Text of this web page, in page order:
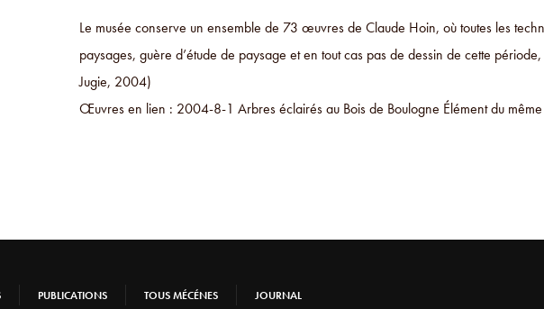
Le musée conserve un ensemble de 73 œuvres de Claude Hoin, où toutes les
paysages, guère d’étude de paysage et en tout cas pas de dessin de cette
Jugie, 2004)
Œuvres en lien : 2004-8-1 Arbres éclairés au Bois de Boulogne Élément du
PUBLICATIONS TOUS MÉCÉNES JOURNAL